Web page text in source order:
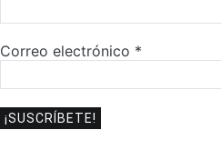
Correo electrónico *